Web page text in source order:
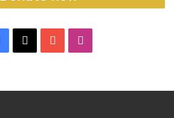
Facebook
X YouTube